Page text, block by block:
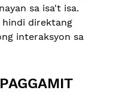
sa isa't isa.
hindi direktang
interaksyon sa